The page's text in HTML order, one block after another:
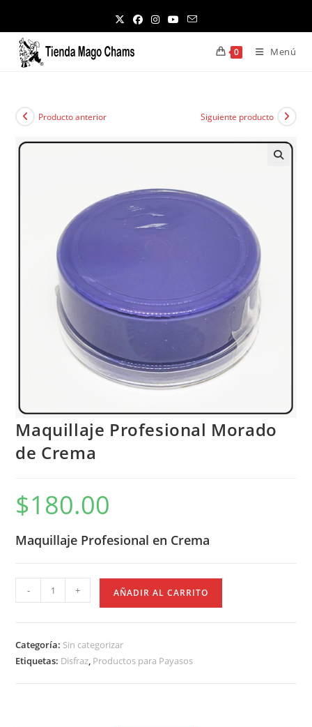
contenido
0 Menú
Producto anterior Siguiente producto
Maquillaje Profesional Morado
de Crema
$180.00
Maquillaje Profesional en Crema
Maquillaje
Profesional
Crema
- + AÑADIR AL CARRITO
Categoría: Sin categorizar
Etiquetas: Disfraz, Productos para Payasos